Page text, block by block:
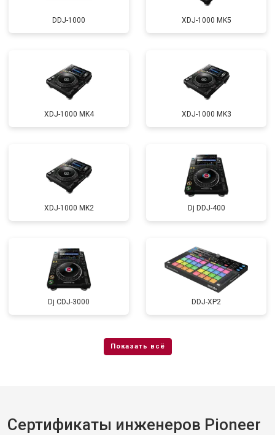
DDJ-1000 XDJ-1000 MK5
XDJ-1000 MK4 XDJ-1000 MK3
XDJ-1000 MK2 Dj DDJ-400
Dj CDJ-3000 DDJ-XP2
Сертификаты инженеров Pioneer